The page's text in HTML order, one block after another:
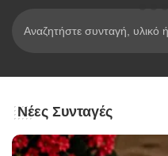
Νέες Συνταγές